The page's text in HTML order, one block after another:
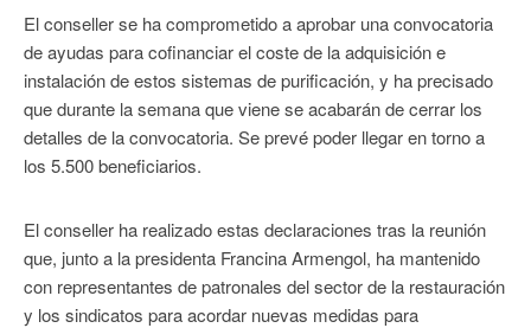
El conseller se ha comprometido a aprobar una convocatoria
de ayudas para cofinanciar el coste de la adquisición e
instalación de estos sistemas de purificación, y ha precisado
que durante la semana que viene se acabarán de cerrar los
detalles de la convocatoria. Se prevé poder llegar en torno a
los 5.500 beneficiarios.
El conseller ha realizado estas declaraciones tras la reunión
que, junto a la presidenta Francina Armengol, ha mantenido
con representantes de patronales del sector de la restauración
y los sindicatos para acordar nuevas medidas para